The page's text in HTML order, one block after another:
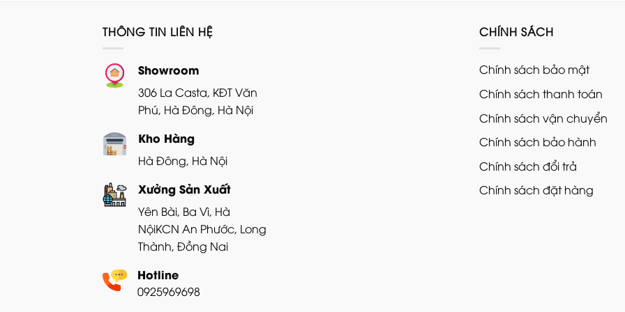
THÔNG TIN LIÊN HỆ
Showroom
306 La Casta, KĐT Văn
Phú, Hà Đông, Hà Nội
Kho Hàng
Hà Đông, Hà Nội
Xưởng Sản Xuất
Yên Bài, Ba Vì, Hà
NộiKCN An Phước, Long
Thành, Đồng Nai
Hotline
0925969698
CHÍNH SÁCH
Chính sách bảo mật
Chính sách thanh toán
Chính sách vận chuyển
Chính sách bảo hành
Chính sách đổi trả
Chính sách đặt hàng